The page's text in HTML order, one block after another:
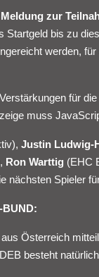
Meldung zur
Startgeld bis zu
werden,
für
muss
Justin Ludwig-
Ron Warttig (EHC
nächsten Spieler
BUND:
aus Österreich
besteht